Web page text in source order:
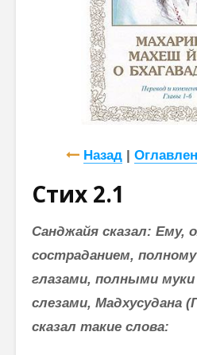
Назад|
Стих 2.1
Санджайя сказал: Ему,
состраданием,
глазами, полными
слезами, Мадхусудана
сказал такие слова: